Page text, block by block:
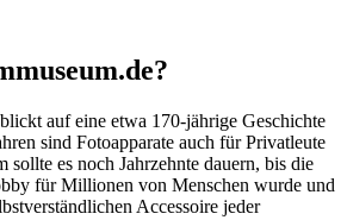
auf eine etwa 170-jährige Geschichte
sind Fotoapparate auch für Privatleute
sollte es noch Jahrzehnte dauern, bis die
für Millionen von Menschen wurde und
Accessoire jeder